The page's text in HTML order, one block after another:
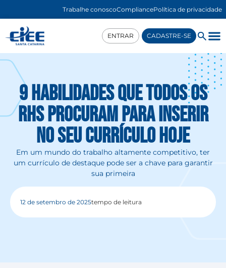
Trabalhe conoscoCompliancePolítica de privacidade
ENTRAR CADASTRE-SE
9 Habilidades que todos os
RHs procuram para inserir
no seu currículo hoje
Em um mundo do trabalho altamente competitivo, ter
um currículo de destaque pode ser a chave para garantir
sua primeira
12 de setembro de 2025tempo de leitura